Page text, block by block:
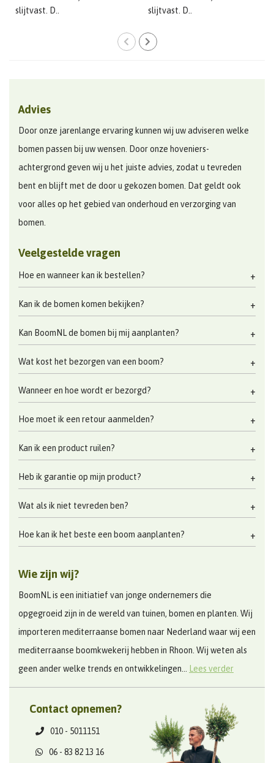
slijtvast. D..
slijtvast. D..
Advies
Door onze jarenlange ervaring kunnen wij uw adviseren welke
bomen passen bij uw wensen. Door onze hoveniers-
achtergrond geven wij u het juiste advies, zodat u tevreden
bent en blijft met de door u gekozen bomen. Dat geldt ook
voor alles op het gebied van onderhoud en verzorging van
bomen.
Veelgestelde vragen
Hoe en wanneer kan ik bestellen?
Kan ik de bomen komen bekijken?
Kan BoomNL de bomen bij mij aanplanten?
Wat kost het bezorgen van een boom?
Wanneer en hoe wordt er bezorgd?
Hoe moet ik een retour aanmelden?
Kan ik een product ruilen?
Heb ik garantie op mijn product?
Wat als ik niet tevreden ben?
Hoe kan ik het beste een boom aanplanten?
Wie zijn wij?
BoomNL is een initiatief van jonge ondernemers die
opgegroeid zijn in de wereld van tuinen, bomen en planten. Wij
importeren mediterraanse bomen naar Nederland waar wij een
mediterraanse boomkwekerij hebben in Rhoon. Wij weten als
geen ander welke trends en ontwikkelingen... Lees verder
Contact opnemen?
010 - 5011151
06 - 83 82 13 16